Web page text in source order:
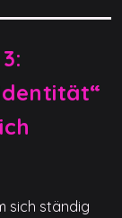
sich ständig